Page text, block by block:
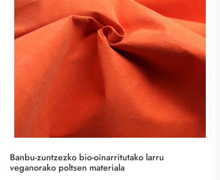
Banbu-zuntzezko bio-oinarritutako larru
veganorako poltsen materiala